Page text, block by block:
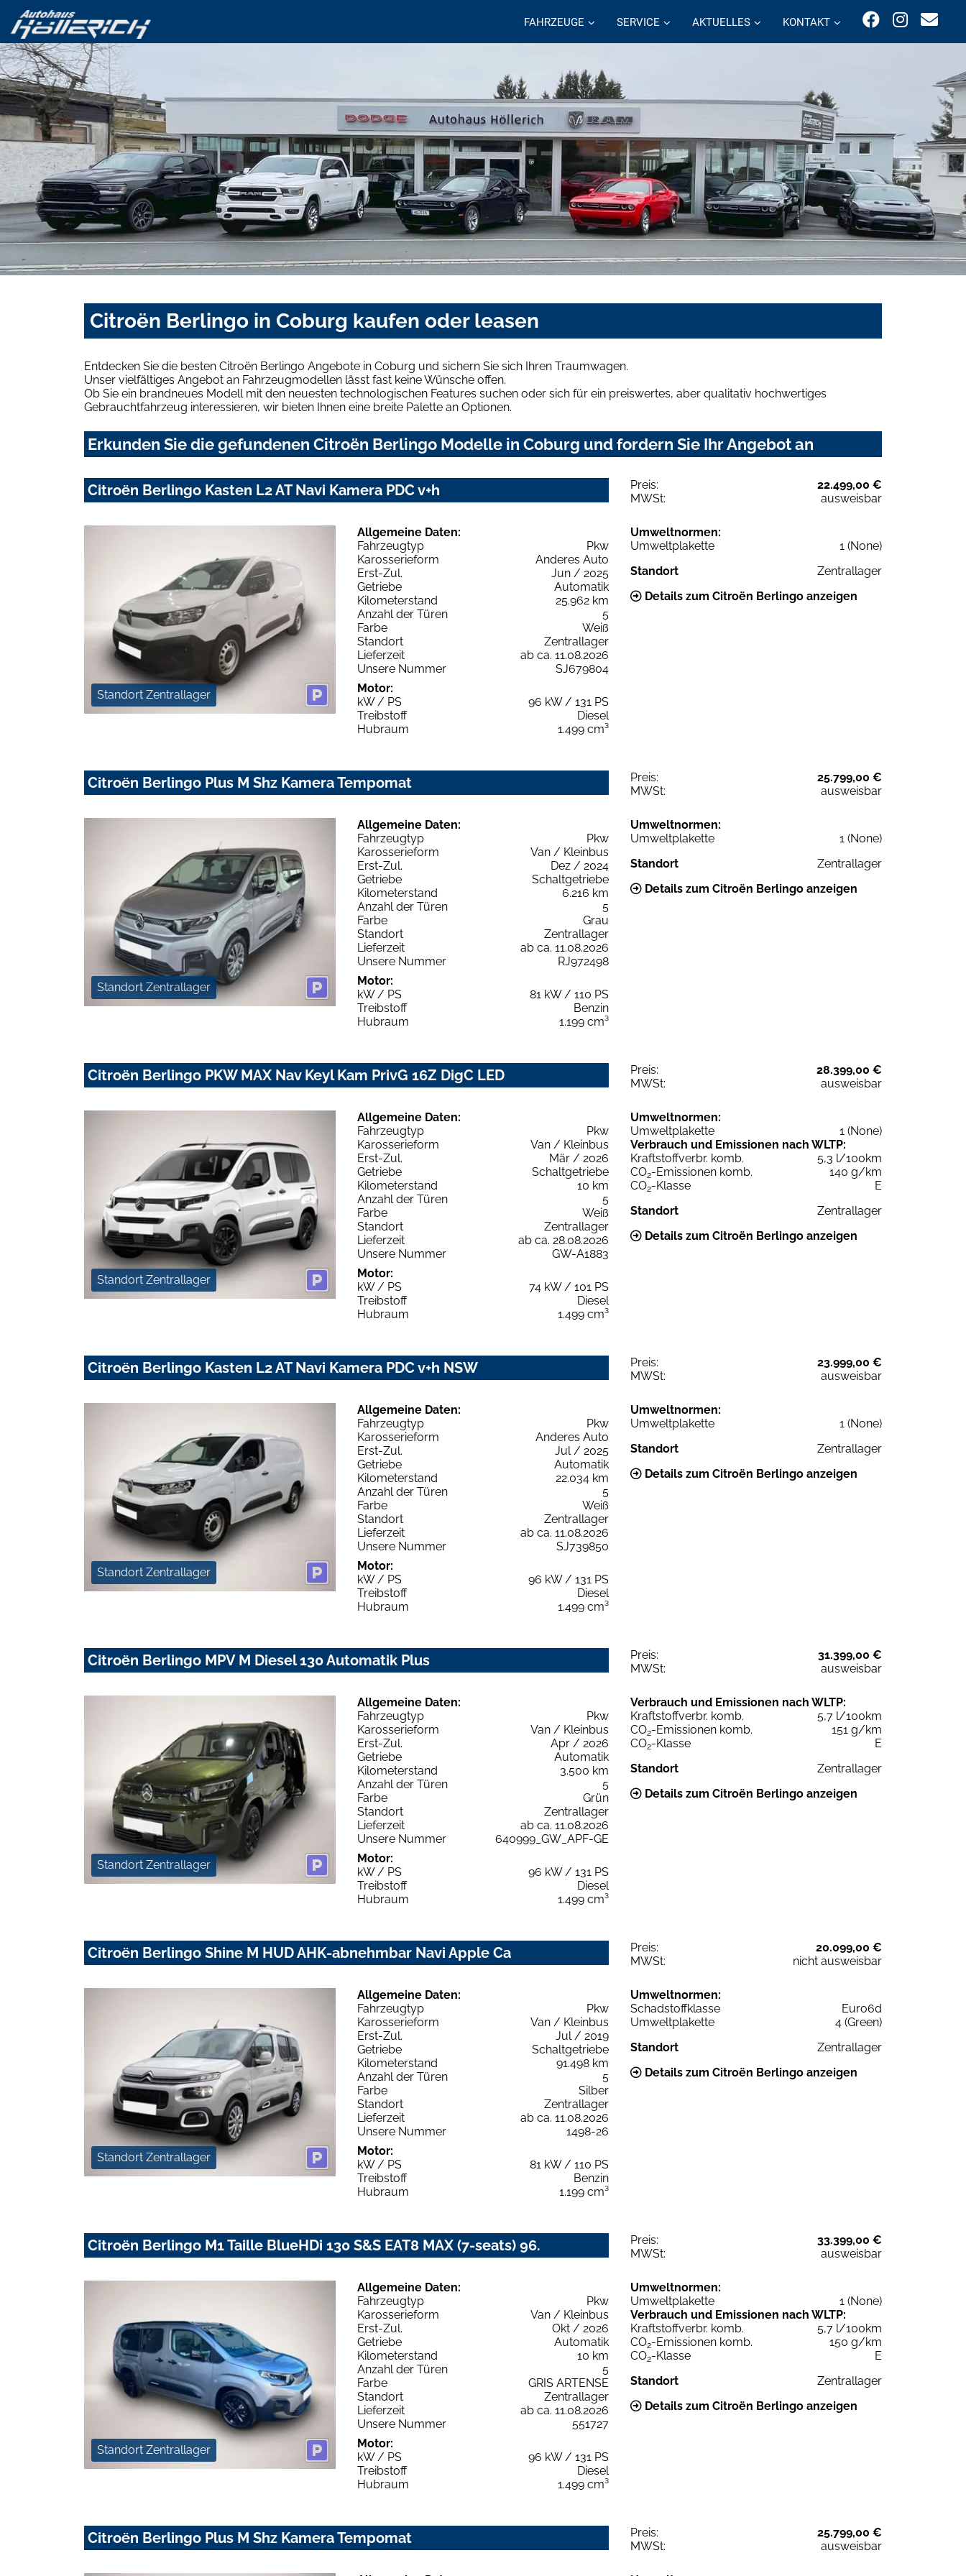
FAHRZEUGE SERVICE AKTUELLES KONTAKT
Citroën Berlingo in Coburg kaufen oder leasen
Entdecken Sie die besten Citroën Berlingo Angebote in Coburg und sichern Sie sich Ihren Traumwagen.
Unser vielfältiges Angebot an Fahrzeugmodellen lässt fast keine Wünsche offen.
Ob Sie ein brandneues Modell mit den neuesten technologischen Features suchen oder sich für ein preiswertes, aber qualitativ hochwertiges
Gebrauchtfahrzeug interessieren, wir bieten Ihnen eine breite Palette an Optionen.
Erkunden Sie die gefundenen Citroën Berlingo Modelle in Coburg und fordern Sie Ihr Angebot an
Citroën Berlingo Kasten L2 AT Navi Kamera PDC v+h Preis:
22.499,00 €
MWSt:
ausweisbar
Standort Zentrallager
Allgemeine Daten:
Fahrzeugtyp
Pkw
Karosserieform
Anderes Auto
Erst-Zul.
Jun / 2025
Getriebe
Automatik
Kilometerstand
25.962 km
Anzahl der Türen
5
Farbe
Weiß
Standort
Zentrallager
Lieferzeit
ab ca. 11.08.2026
Unsere Nummer
SJ679804
Motor:
kW / PS
96 kW / 131 PS
Treibstoff
Diesel
Hubraum
1.499 cm³
Umweltnormen:
Umweltplakette
1 (None)
Standort
Zentrallager
Details zum Citroën Berlingo anzeigen
Citroën Berlingo Plus M Shz Kamera Tempomat Preis:
25.799,00 €
MWSt:
ausweisbar
Standort Zentrallager
Allgemeine Daten:
Fahrzeugtyp
Pkw
Karosserieform
Van / Kleinbus
Erst-Zul.
Dez / 2024
Getriebe
Schaltgetriebe
Kilometerstand
6.216 km
Anzahl der Türen
5
Farbe
Grau
Standort
Zentrallager
Lieferzeit
ab ca. 11.08.2026
Unsere Nummer
RJ972498
Motor:
kW / PS
81 kW / 110 PS
Treibstoff
Benzin
Hubraum
1.199 cm³
Umweltnormen:
Umweltplakette
1 (None)
Standort
Zentrallager
Details zum Citroën Berlingo anzeigen
Citroën Berlingo PKW MAX Nav Keyl Kam PrivG 16Z DigC LED Preis:
28.399,00 €
MWSt:
ausweisbar
Standort Zentrallager
Allgemeine Daten:
Fahrzeugtyp
Pkw
Karosserieform
Van / Kleinbus
Erst-Zul.
Mär / 2026
Getriebe
Schaltgetriebe
Kilometerstand
10 km
Anzahl der Türen
5
Farbe
Weiß
Standort
Zentrallager
Lieferzeit
ab ca. 28.08.2026
Unsere Nummer
GW-A1883
Motor:
kW / PS
74 kW / 101 PS
Treibstoff
Diesel
Hubraum
1.499 cm³
Umweltnormen:
Umweltplakette
1 (None)
Verbrauch und Emissionen nach WLTP:
Kraftstoffverbr. komb.
5,3 l/100km
CO2-Emissionen komb.
140 g/km
CO2-Klasse
E
Standort
Zentrallager
Details zum Citroën Berlingo anzeigen
Citroën Berlingo Kasten L2 AT Navi Kamera PDC v+h NSW Preis:
23.999,00 €
MWSt:
ausweisbar
Standort Zentrallager
Allgemeine Daten:
Fahrzeugtyp
Pkw
Karosserieform
Anderes Auto
Erst-Zul.
Jul / 2025
Getriebe
Automatik
Kilometerstand
22.034 km
Anzahl der Türen
5
Farbe
Weiß
Standort
Zentrallager
Lieferzeit
ab ca. 11.08.2026
Unsere Nummer
SJ739850
Motor:
kW / PS
96 kW / 131 PS
Treibstoff
Diesel
Hubraum
1.499 cm³
Umweltnormen:
Umweltplakette
1 (None)
Standort
Zentrallager
Details zum Citroën Berlingo anzeigen
Citroën Berlingo MPV M Diesel 130 Automatik Plus Preis:
31.399,00 €
MWSt:
ausweisbar
Standort Zentrallager
Allgemeine Daten:
Fahrzeugtyp
Pkw
Karosserieform
Van / Kleinbus
Erst-Zul.
Apr / 2026
Getriebe
Automatik
Kilometerstand
3.500 km
Anzahl der Türen
5
Farbe
Grün
Standort
Zentrallager
Lieferzeit
ab ca. 11.08.2026
Unsere Nummer
640999_GW_APF-GE
Motor:
kW / PS
96 kW / 131 PS
Treibstoff
Diesel
Hubraum
1.499 cm³
Verbrauch und Emissionen nach WLTP:
Kraftstoffverbr. komb.
5,7 l/100km
CO2-Emissionen komb.
151 g/km
CO2-Klasse
E
Standort
Zentrallager
Details zum Citroën Berlingo anzeigen
Citroën Berlingo Shine M HUD AHK-abnehmbar Navi Apple Ca Preis:
20.099,00 €
MWSt:
nicht ausweisbar
Standort Zentrallager
Allgemeine Daten:
Fahrzeugtyp
Pkw
Karosserieform
Van / Kleinbus
Erst-Zul.
Jul / 2019
Getriebe
Schaltgetriebe
Kilometerstand
91.498 km
Anzahl der Türen
5
Farbe
Silber
Standort
Zentrallager
Lieferzeit
ab ca. 11.08.2026
Unsere Nummer
1498-26
Motor:
kW / PS
81 kW / 110 PS
Treibstoff
Benzin
Hubraum
1.199 cm³
Umweltnormen:
Schadstoffklasse
Euro6d
Umweltplakette
4 (Green)
Standort
Zentrallager
Details zum Citroën Berlingo anzeigen
Citroën Berlingo M1 Taille BlueHDi 130 S&S EAT8 MAX (7-seats) 96. Preis:
33.399,00 €
MWSt:
ausweisbar
Standort Zentrallager
Allgemeine Daten:
Fahrzeugtyp
Pkw
Karosserieform
Van / Kleinbus
Erst-Zul.
Okt / 2026
Getriebe
Automatik
Kilometerstand
10 km
Anzahl der Türen
5
Farbe
GRIS ARTENSE
Standort
Zentrallager
Lieferzeit
ab ca. 11.08.2026
Unsere Nummer
551727
Motor:
kW / PS
96 kW / 131 PS
Treibstoff
Diesel
Hubraum
1.499 cm³
Umweltnormen:
Umweltplakette
1 (None)
Verbrauch und Emissionen nach WLTP:
Kraftstoffverbr. komb.
5,7 l/100km
CO2-Emissionen komb.
150 g/km
CO2-Klasse
E
Standort
Zentrallager
Details zum Citroën Berlingo anzeigen
Citroën Berlingo Plus M Shz Kamera Tempomat Preis:
25.799,00 €
MWSt:
ausweisbar